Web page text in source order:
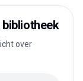
bibliotheek
over